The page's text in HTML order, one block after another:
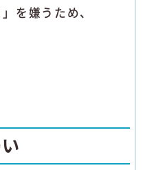
を嫌うため、